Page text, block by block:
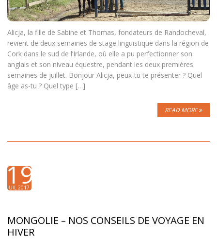
Alicja, la fille de Sabine et Thomas, fondateurs de Randocheval,
revient de deux semaines de stage linguistique dans la région de
Cork dans le sud de l’Irlande, où elle a pu perfectionner son
anglais et son niveau équestre, pendant les deux premières
semaines de juillet. Bonjour Alicja, peux-tu te présenter ? Quel
âge as-tu ? Quel type […]
READ MORE
19
JUIL 2017
MONGOLIE – NOS CONSEILS DE VOYAGE EN
HIVER